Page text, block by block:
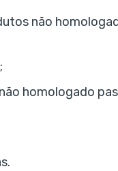
não
homologado